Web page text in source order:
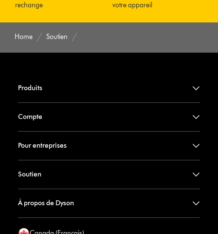
rechange
votre appareil
Home Soutien
Produits
Compte
Pour entreprises
Soutien
À propos de Dyson